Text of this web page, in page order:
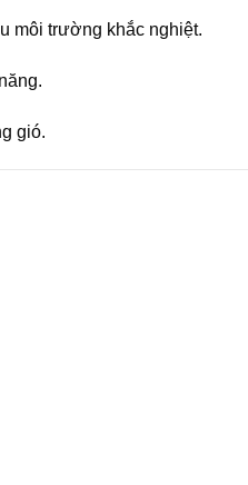
môi trường khắc nghiệt.
gió.